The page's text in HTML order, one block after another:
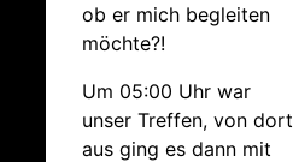
ob er mich begleiten
möchte?!
Um 05:00 Uhr war
unser Treffen, von dort
aus ging es dann mit